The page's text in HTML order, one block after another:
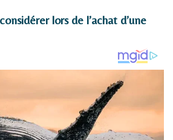
lors de l’achat d’une